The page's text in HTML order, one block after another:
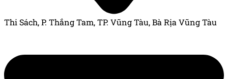
Thi Sách, P. Thắng Tam, TP. Vũng Tàu, Bà Rịa Vũng Tàu